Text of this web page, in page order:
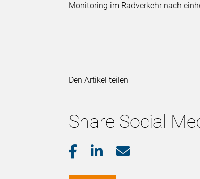
Monitoring im Radverkehr nach
Den Artikel teilen
Share Social